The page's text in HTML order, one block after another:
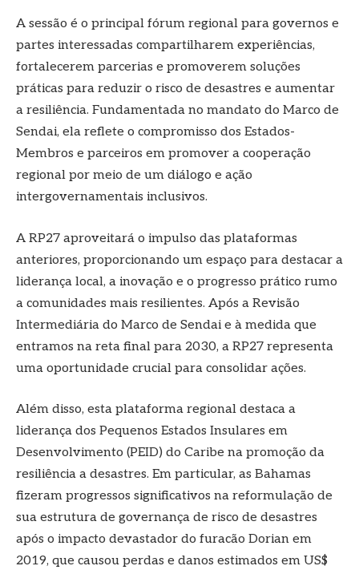
A sessão é o principal fórum regional para governos e
partes interessadas compartilharem experiências,
fortalecerem parcerias e promoverem soluções
práticas para reduzir o risco de desastres e aumentar
a resiliência. Fundamentada no mandato do Marco de
Sendai, ela reflete o compromisso dos Estados-
Membros e parceiros em promover a cooperação
regional por meio de um diálogo e ação
intergovernamentais inclusivos.
A RP27 aproveitará o impulso das plataformas
anteriores, proporcionando um espaço para destacar a
liderança local, a inovação e o progresso prático rumo
a comunidades mais resilientes. Após a Revisão
Intermediária do Marco de Sendai e à medida que
entramos na reta final para 2030, a RP27 representa
uma oportunidade crucial para consolidar ações.
Além disso, esta plataforma regional destaca a
liderança dos Pequenos Estados Insulares em
Desenvolvimento (PEID) do Caribe na promoção da
resiliência a desastres. Em particular, as Bahamas
fizeram progressos significativos na reformulação de
sua estrutura de governança de risco de desastres
após o impacto devastador do furacão Dorian em
2019, que causou perdas e danos estimados em US$